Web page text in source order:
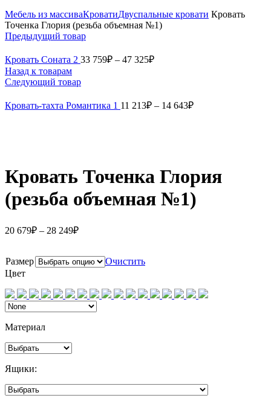
Мебель из массиваКроватиДвуспальные кровати Кровать
Точенка Глория (резьба объемная №1)
Предыдущий товар
Кровать Соната 2 33 759₽ – 47 325₽
Назад к товарам
Следующий товар
Кровать-тахта Романтика 1 11 213₽ – 14 643₽
Кровать Точенка Глория
(резьба объемная №1)
20 679₽ – 28 249₽
Размер
Очистить
Цвет
Материал
Ящики: